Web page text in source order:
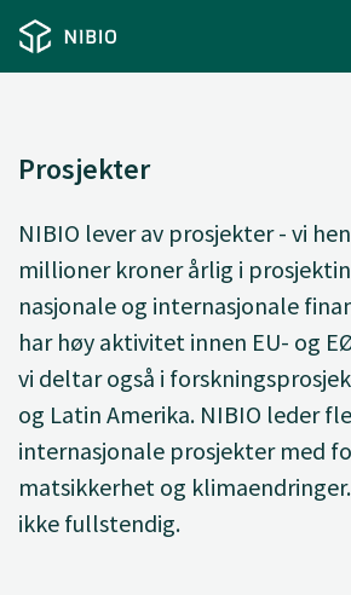
Prosjekter
NIBIO lever av prosjekter - vi
millioner kroner årlig i
nasjonale og internasjonale
har høy aktivitet innen EU- og
vi deltar også i
og Latin Amerika. NIBIO leder
internasjonale prosjekter med
matsikkerhet og
ikke fullstendig.